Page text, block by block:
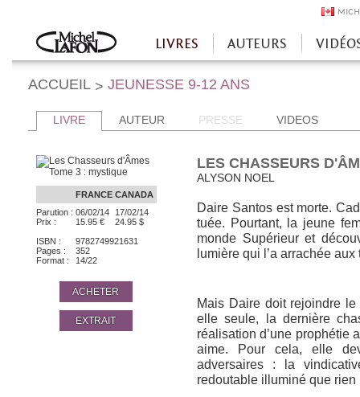
Accueil
LIVRES AUTEURS
ACCUEIL > JEUNESSE 9-12 ANS
LIVRE AUTEUR PRESSE VIDEOS
FRANCE CANADA
Parution : 06/02/14
17/02/14
Prix :
15.95 €
24.95 $
ISBN :
9782749921631
Pages :
352
Format :
14/22
ACHETER
EXTRAIT
LES CHASSEURS
ALYSON NOEL
Daire Santos est morte.
tuée. Pourtant, la jeune
monde Supérieur et
lumière qui l’a arrachée
Mais Daire doit rejoindre
elle seule, la dernière
réalisation d’une prophétie
aime. Pour cela, elle
adversaires : la
redoutable illuminé que rien